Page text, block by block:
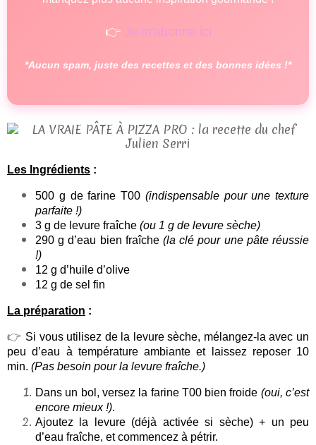
👉 Je m'abonne ici
*Aucun spam, juste des recettes et des bonnes idées !*
Les Ingrédients :
500 g de farine T00 (indispensable pour une texture
parfaite !)
3 g de levure fraîche (ou 1 g de levure sèche)
290 g d’eau bien fraîche (la clé pour une pâte réussie
!)
12 g d’huile d’olive
12 g de sel fin
La préparation :
👉 Si vous utilisez de la levure sèche, mélangez-la avec un
peu d’eau à température ambiante et laissez reposer 10
min. (Pas besoin pour la levure fraîche.)
Dans un bol, versez la farine T00 bien froide (oui, c’est
encore mieux !).
Ajoutez la levure (déjà activée si sèche) + un peu
d’eau fraîche, et commencez à pétrir.